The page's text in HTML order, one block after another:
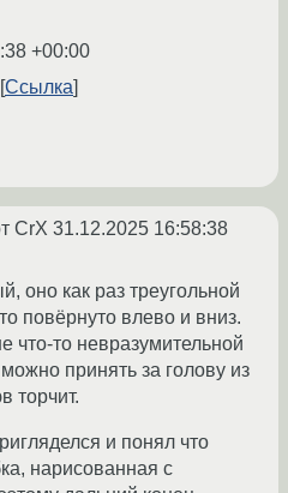
+00:00
Ссылка
CrX 31.12.2025 16:58:38
оно как раз треугольной
повёрнуто влево и вниз.
что-то невразумительной
принять за голову из
торчит.
и понял что
нарисованная с